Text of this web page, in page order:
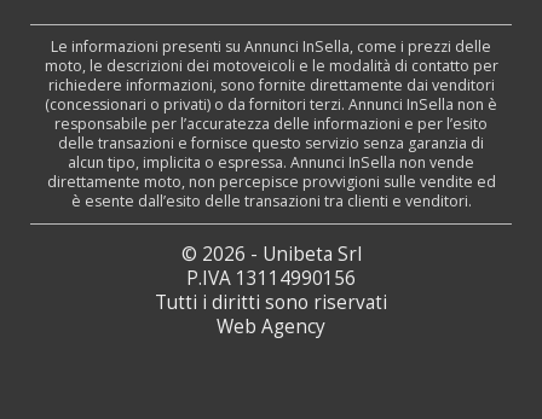
Le informazioni presenti su Annunci InSella, come i prezzi delle
moto, le descrizioni dei motoveicoli e le modalità di contatto per
richiedere informazioni, sono fornite direttamente dai venditori
(concessionari o privati) o da fornitori terzi. Annunci InSella non è
responsabile per l’accuratezza delle informazioni e per l’esito
delle transazioni e fornisce questo servizio senza garanzia di
alcun tipo, implicita o espressa. Annunci InSella non vende
direttamente moto, non percepisce provvigioni sulle vendite ed
è esente dall’esito delle transazioni tra clienti e venditori.
© 2026 - Unibeta Srl
P.IVA 13114990156
Tutti i diritti sono riservati
Web Agency